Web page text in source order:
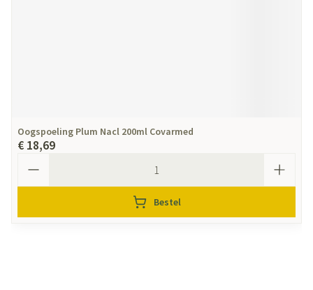
Oogspoeling Plum Nacl 200ml Covarmed
€ 18,69
Bestel